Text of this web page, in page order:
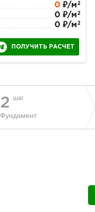
0 ₽/м 2
0 ₽/м 2
0 ₽/м 2
ПОЛУЧИТЬ РАСЧЕТ
2 шаг
Фундамент